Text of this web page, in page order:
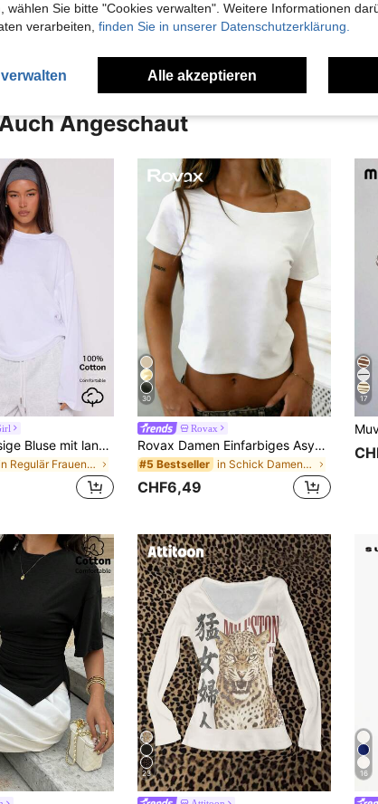
Ansehen
Angeschaut
MUSERA Lässige Bluse mit langen Ärmeln, Lässig Capsule Garderobe, Alltags Oversized Shirts, Elegant für Flughafen, Urlaub, Frühling Sommer
in Regulär Frauen T-Shirts
30
Rovax
Rovax Damen Einfarbiges Asymmetrisches Schulter Lässig Alltags T-Shirt
#5 Bestseller in Schick Damen-Tops, Blusen & T-Shirts
CHF6,49
17
23 16
wählen Sie bitte "Cookies verwalten". Weitere Informationen
verarbeiten, finden Sie in unserer Datenschutzerklärung.
Alle akzeptieren